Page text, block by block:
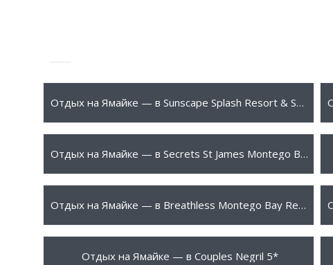
659 $ ПОДРОБНЕЕ Отдых на Ямайке — в Sunscape Splash Resort & Spa Montego Bay 4*
1290 $ ПОДРОБНЕЕ Отдых на Ямайке — в Secrets St James Montego Bay 5*
1360 $ ПОДРОБНЕЕ Отдых на Ямайке — в Breathless Montego Bay Resort & Spa 5*
1490 $ ПОДРОБНЕЕ
Отдых на Ямайке — в Couples Negril 5*